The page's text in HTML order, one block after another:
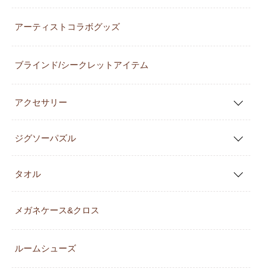
アーティストコラボグッズ
ブラインド/シークレットアイテム
アクセサリー
ジグソーパズル
タオル
メガネケース&クロス
ルームシューズ